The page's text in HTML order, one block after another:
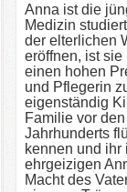
Anna ist die
Medizin
der elterlichen
eröffnen, ist
einen hohen
und Pflegerin
eigenständig
Familie vor
Jahrhunderts
kennen und ihr
ehrgeizigen
Macht des